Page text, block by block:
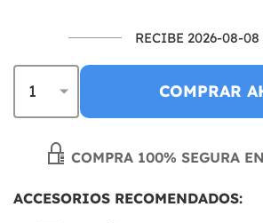
RECIBE 2026-08-08
COMPRAR
COMPRA 100% SEGURA
ACCESORIOS RECOMENDADOS: